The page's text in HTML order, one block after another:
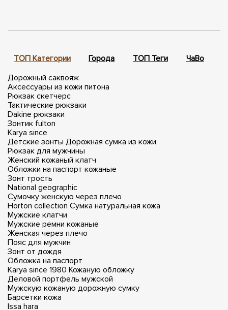
ТОП Категории Города ТОП Теги ЧаВо
Дорожный саквояж
Аксессуары из кожи питона
Рюкзак скетчерс
Тактические рюкзаки
Dakine рюкзаки
Зонтик fulton
Karya since
Детские зонты Дорожная сумка из кожи
Рюкзак для мужчины
Женский кожаный клатч
Обложки на паспорт кожаные
Зонт трость
National geographic
Сумочку женскую через плечо
Horton collection Сумка натуральная кожа
Мужские клатчи
Мужские ремни кожаные
Женская через плечо
Пояс для мужчин
Зонт от дождя
Обложка на паспорт
Karya since 1980 Кожаную обложку
Деловой портфель мужской
Мужскую кожаную дорожную сумку
Барсетки кожа
Issa hara